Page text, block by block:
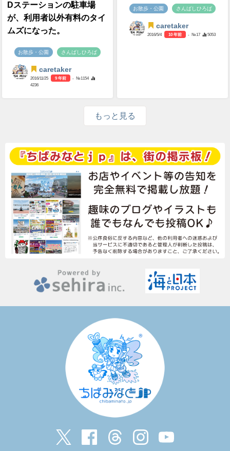
Dステーションの駐車場
が、利用者以外有料のタイ
ムズになった。
お散歩・公園 さんばしひろば
caretaker
2016/11/25 9 年前
- №1154
4236
お散歩・公園 さんばしひろば
caretaker
2016/5/4 10 年前 - №17 5053
もっと見る